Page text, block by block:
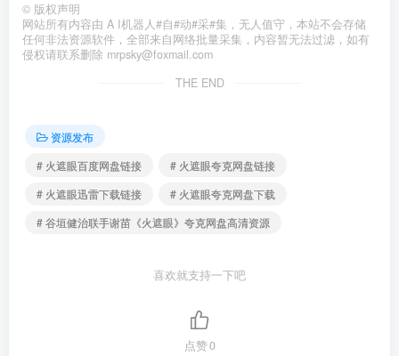
© 版权声明
网站所有内容由 A I机器人#自#动#采#集，无人值守，本站不会存储
任何非法资源软件，全部来自网络批量采集，内容暂无法过滤，如有
侵权请联系删除 mrpsky@foxmail.com
THE END
资源发布
# 火遮眼百度网盘链接
# 火遮眼夸克网盘链接
# 火遮眼迅雷下载链接
# 火遮眼夸克网盘下载
# 谷垣健治联手谢苗《火遮眼》夸克网盘高清资源
喜欢就支持一下吧
点赞0